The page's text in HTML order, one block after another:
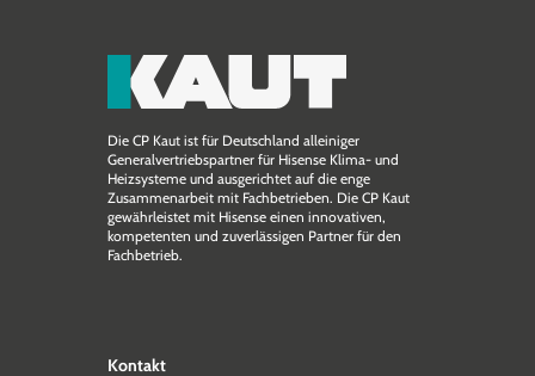
Die CP Kaut ist für Deutschland alleiniger
Generalvertriebspartner für Hisense Klima- und
Heizsysteme und ausgerichtet auf die enge
Zusammen­arbeit mit Fachbetrieben. Die CP Kaut
gewährleistet mit Hisense einen innovativen,
kompetenten und zuverlässigen Partner für den
Fachbetrieb.
Kontakt